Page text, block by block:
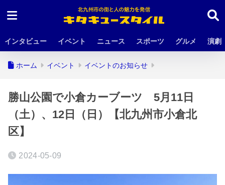
インタビュー イベント ニュース スポーツ グルメ 演劇
ホーム イベント イベントのお知らせ
勝山公園で小倉カーブーツ 5月11日
（土）、12日（日）【北九州市小倉北
区】
2024-05-09